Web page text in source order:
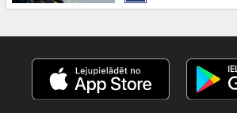
B2B
Kino
Klubs